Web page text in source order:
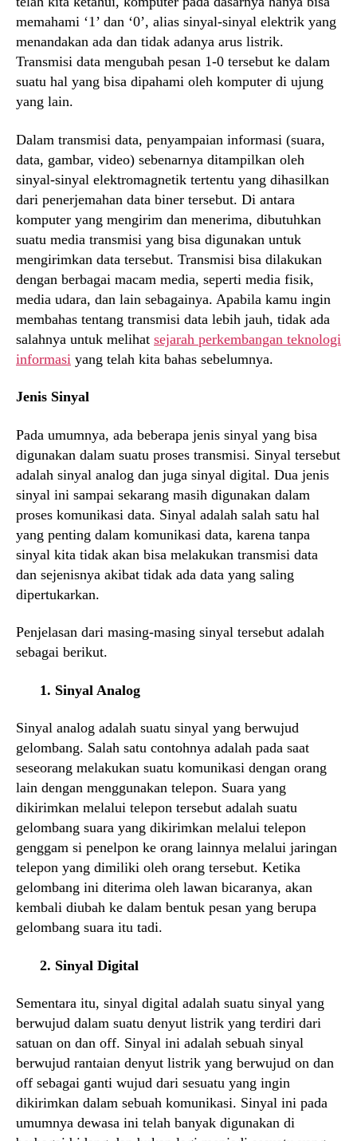
memahami ‘1’ dan ‘0’, alias sinyal-sinyal elektrik yang
menandakan ada dan tidak adanya arus listrik.
Transmisi data mengubah pesan 1-0 tersebut ke dalam
suatu hal yang bisa dipahami oleh komputer di ujung
yang lain.
Dalam transmisi data, penyampaian informasi (suara,
data, gambar, video) sebenarnya ditampilkan oleh
sinyal-sinyal elektromagnetik tertentu yang dihasilkan
dari penerjemahan data biner tersebut. Di antara
komputer yang mengirim dan menerima, dibutuhkan
suatu media transmisi yang bisa digunakan untuk
mengirimkan data tersebut. Transmisi bisa dilakukan
dengan berbagai macam media, seperti media fisik,
media udara, dan lain sebagainya. Apabila kamu ingin
membahas tentang transmisi data lebih jauh, tidak ada
salahnya untuk melihat sejarah perkembangan teknologi
informasi yang telah kita bahas sebelumnya.
Jenis Sinyal
Pada umumnya, ada beberapa jenis sinyal yang bisa
digunakan dalam suatu proses transmisi. Sinyal tersebut
adalah sinyal analog dan juga sinyal digital. Dua jenis
sinyal ini sampai sekarang masih digunakan dalam
proses komunikasi data. Sinyal adalah salah satu hal
yang penting dalam komunikasi data, karena tanpa
sinyal kita tidak akan bisa melakukan transmisi data
dan sejenisnya akibat tidak ada data yang saling
dipertukarkan.
Penjelasan dari masing-masing sinyal tersebut adalah
sebagai berikut.
1. Sinyal Analog
Sinyal analog adalah suatu sinyal yang berwujud
gelombang. Salah satu contohnya adalah pada saat
seseorang melakukan suatu komunikasi dengan orang
lain dengan menggunakan telepon. Suara yang
dikirimkan melalui telepon tersebut adalah suatu
gelombang suara yang dikirimkan melalui telepon
genggam si penelpon ke orang lainnya melalui jaringan
telepon yang dimiliki oleh orang tersebut. Ketika
gelombang ini diterima oleh lawan bicaranya, akan
kembali diubah ke dalam bentuk pesan yang berupa
gelombang suara itu tadi.
2. Sinyal Digital
Sementara itu, sinyal digital adalah suatu sinyal yang
berwujud dalam suatu denyut listrik yang terdiri dari
satuan on dan off. Sinyal ini adalah sebuah sinyal
berwujud rantaian denyut listrik yang berwujud on dan
off sebagai ganti wujud dari sesuatu yang ingin
dikirimkan dalam sebuah komunikasi. Sinyal ini pada
umumnya dewasa ini telah banyak digunakan di